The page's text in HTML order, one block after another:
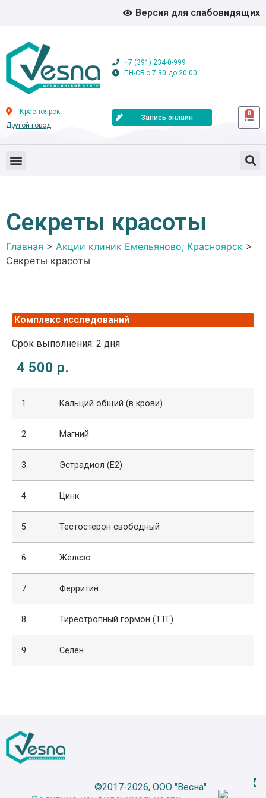
Версия для слабовидящих
+7 (391) 234-0-999
ПН-СБ с 7:30 до 20:00
Красноярск
Другой город
Запись онлайн
0
Секреты красоты
Главная > Акции клиник Емельяново, Красноярск >
Секреты красоты
Комплекс исследований
Срок выполнения: 2 дня
4 500 р.
1. Кальций общий (в крови)
2. Магний
3. Эстрадиол (Е2)
4. Цинк
5. Тестостерон свободный
6. Железо
7. Ферритин
8. Тиреотропный гормон (ТТГ)
9. Селен
©2017-2026, ООО "Весна"